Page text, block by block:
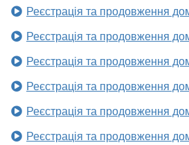
Реєстрація та продовження
Реєстрація та продовження
Реєстрація та продовження
Реєстрація та продовження
Реєстрація та продовження
Реєстрація та продовження